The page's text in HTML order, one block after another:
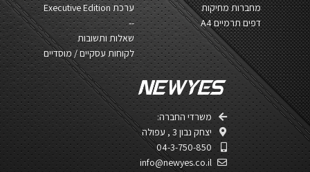
משרדי החברה:
יצחק נבון 3 , עפולה​
04-3-750-850
info@newyes.co.il
ערכת Executive Edition
--
שאלות ותשובות
לקוחות עסקיים / מוסדיים
מחברות מחיקות
דפים תרמיים A4